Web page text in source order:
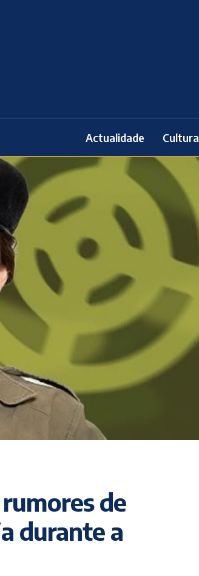
Actualidade Cultura
de
durante a